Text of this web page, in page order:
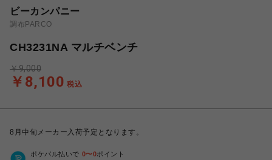
ビーカンパニー
調布PARCO
CH3231NA マルチベンチ
￥8,100 税込
￥9,000
8月中旬メーカー入荷予定となります。
ポケパル払いで 0〜0ポイント